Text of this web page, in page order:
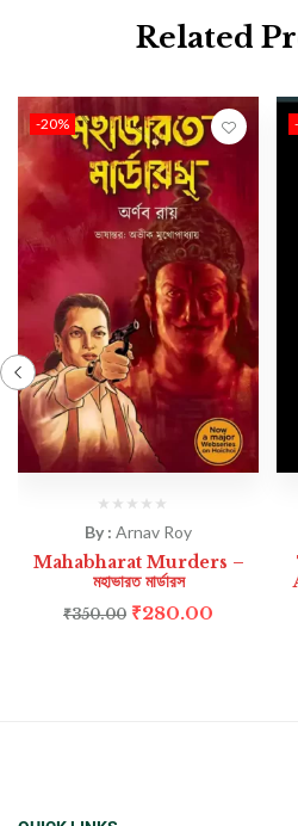
Related
-20%
By : Arnav Roy
Mahabharat Murders –
মহাভারত মার্ডারস
₹350.00 ₹280.00